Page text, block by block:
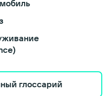
глоссарий